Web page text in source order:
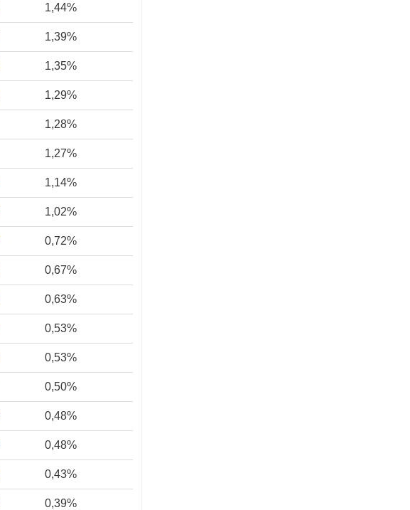
1,44%
1,39%
1,35%
1,29%
1,28%
1,27%
1,14%
1,02%
0,72%
0,67%
0,63%
0,53%
0,53%
0,50%
0,48%
0,48%
0,43%
0,39%